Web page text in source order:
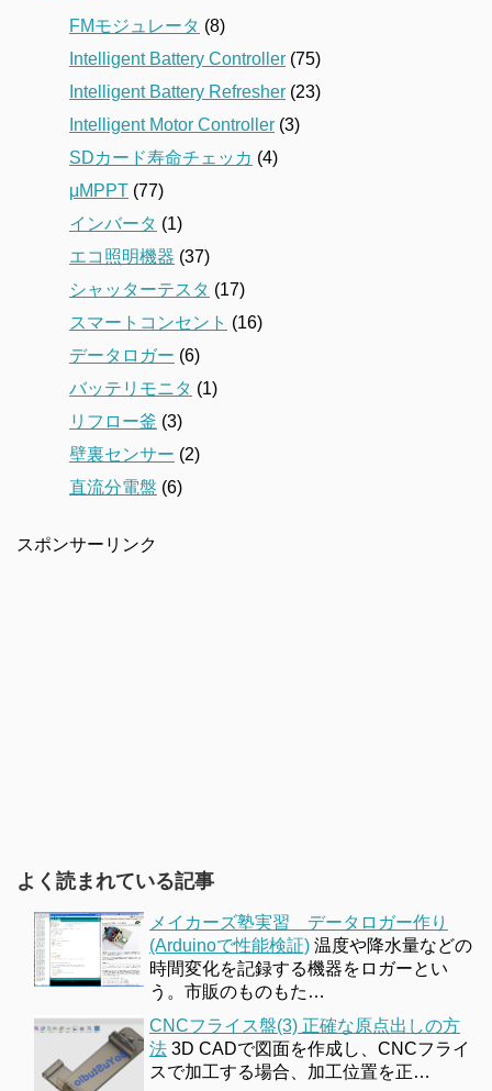
FMモジュレータ (8)
Intelligent Battery Controller (75)
Intelligent Battery Refresher (23)
Intelligent Motor Controller (3)
SDカード寿命チェッカ (4)
μMPPT (77)
インバータ (1)
エコ照明機器 (37)
シャッターテスタ (17)
スマートコンセント (16)
データロガー (6)
バッテリモニタ (1)
リフロー釜 (3)
壁裏センサー (2)
直流分電盤 (6)
スポンサーリンク
よく読まれている記事
メイカーズ塾実習 データロガー作り
(Arduinoで性能検証) 温度や降水量などの
時間変化を記録する機器をロガーとい
う。市販のものもた…
CNCフライス盤(3) 正確な原点出しの方
法 3D CADで図面を作成し、CNCフライ
スで加工する場合、加工位置を正…